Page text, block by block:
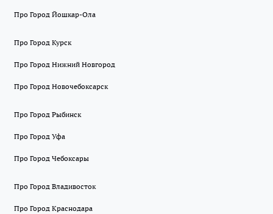
Про Город Йошкар-Ола
Про Город Курск
Про Город Нижний Новгород
Про Город Новочебоксарск
Про Город Рыбинск
Про Город Уфа
Про Город Чебоксары
Про Город Владивосток
Про Город Краснодара